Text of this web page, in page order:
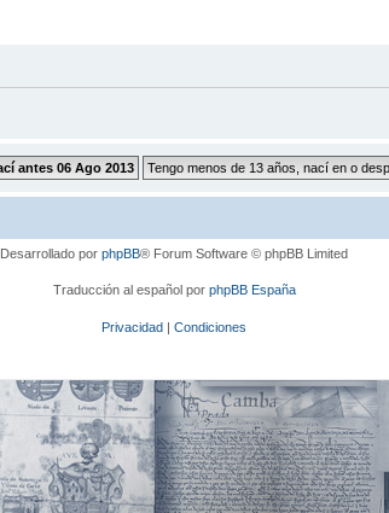
Desarrollado por phpBB® Forum Software © phpBB Limited
Traducción al español por phpBB España
Privacidad | Condiciones